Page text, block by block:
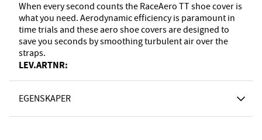
When every second counts the RaceAero TT shoe cover is
what you need. Aerodynamic efficiency is paramount in
time trials and these aero shoe covers are designed to
save you seconds by smoothing turbulent air over the
straps.
LEV.ARTNR:
EGENSKAPER